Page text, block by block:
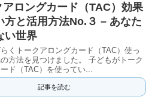
アロングカード（TAC）効果
方と活用方法No.３ – あなた
い世界
くトークアロングカード（TAC）使っ
方法を見つけました。 子どもがトーク
ド（TAC）を使ってい...
記事を読む